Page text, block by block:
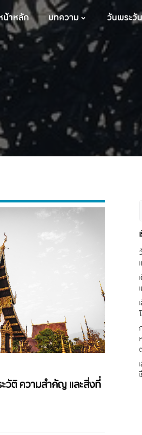
น้าหลัก บทความ วันพระวั
วัติ ความสำคัญ และสิ่งที่